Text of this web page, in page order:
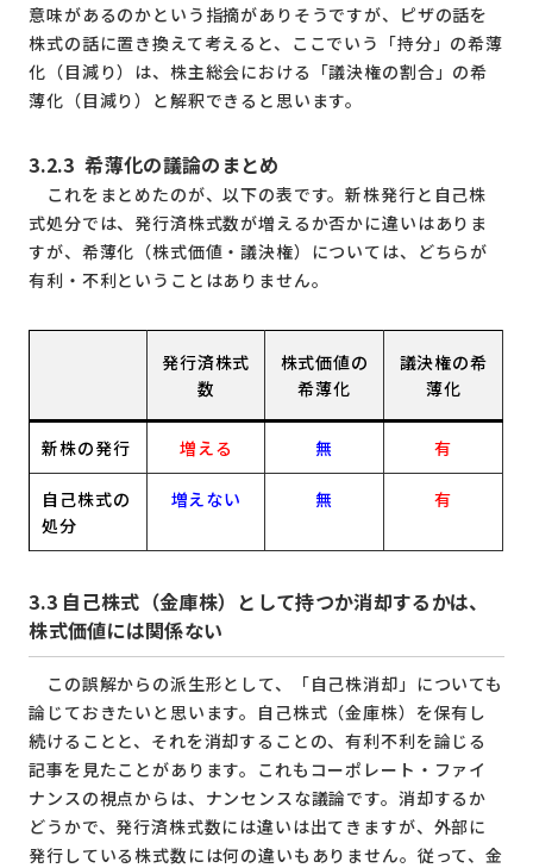
意味があるのかという指摘がありそうですが、ピザの話を
株式の話に置き換えて考えると、ここでいう「持分」の希薄
化（目減り）は、株主総会における「議決権の割合」の希
薄化（目減り）と解釈できると思います。
3.2.3希薄化の議論のまとめ
これをまとめたのが、以下の表です。新株発行と自己株
式処分では、発行済株式数が増えるか否かに違いはありま
すが、希薄化（株式価値・議決権）については、どちらが
有利・不利ということはありません。
発行済株式
数
株式価値の
希薄化
議決権の希
薄化
新株の発行 増える 無 有
自己株式の
処分
増えない 無 有
3.3 自己株式（金庫株）として持つか消却するかは、
株式価値には関係ない
この誤解からの派生形として、「自己株消却」についても
論じておきたいと思います。自己株式（金庫株）を保有し
続けることと、それを消却することの、有利不利を論じる
記事を見たことがあります。これもコーポレート・ファイ
ナンスの視点からは、ナンセンスな議論です。消却するか
どうかで、発行済株式数には違いは出てきますが、外部に
発行している株式数には何の違いもありません。従って、金